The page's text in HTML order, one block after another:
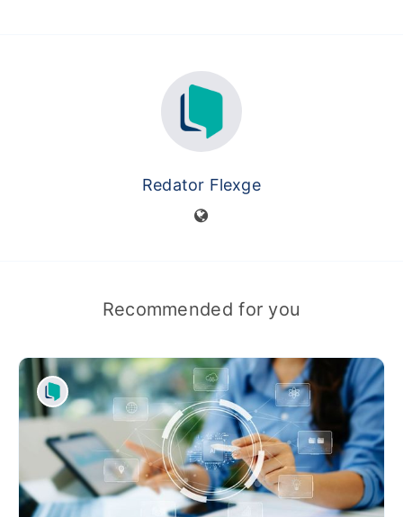
Redator Flexge
Recommended for you